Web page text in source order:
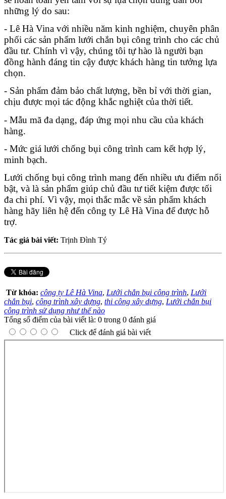
những lý do sau:
- Lê Hà Vina với nhiều năm kinh nghiệm, chuyên phân
phối các sản phẩm lưới chắn bụi công trình cho các chủ
đầu tư. Chính vì vậy, chúng tôi tự hào là người bạn
đồng hành đáng tin cậy được khách hàng tin tưởng lựa
chọn.
- Sản phẩm đảm bảo chất lượng, bền bỉ với thời gian,
chịu được mọi tác động khắc nghiệt của thời tiết.
- Mẫu mã đa dạng, đáp ứng mọi nhu cầu của khách
hàng.
- Mức giá lưới chống bụi công trình cam kết hợp lý,
minh bạch.
Lưới chống bụi công trình mang đến nhiều ưu điểm nổi
bật, và là sản phẩm giúp chủ đầu tư tiết kiệm được tối
đa chi phí. Vì vậy, mọi thắc mắc về sản phẩm khách
hàng hãy liên hệ đến công ty Lê Hà Vina để được hỗ
trợ.
Tác giả bài viết: Trịnh Đình Tý
Từ khóa: công ty Lê Hà Vina, Lưới chắn bụi công trình, Lưới
chắn bụi, công trình xây dựng, thi công xây dựng, Lưới chắn bụi
công trình sử dụng như thế nào
Tổng số điểm của bài viết là: 0 trong 0 đánh giá
Click để đánh giá bài viết